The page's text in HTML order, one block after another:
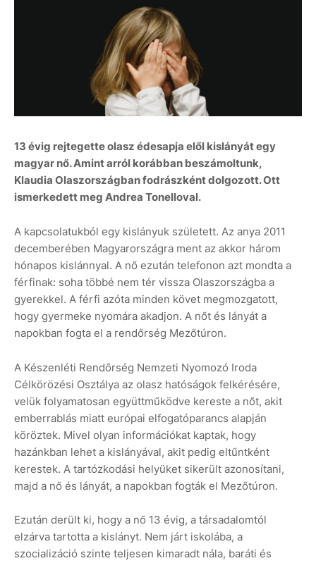
13 évig rejtegette olasz édesapja elől kislányát egy
magyar nő. Amint arról korábban beszámoltunk,
Klaudia Olaszországban fodrászként dolgozott. Ott
ismerkedett meg Andrea Tonelloval.
A kapcsolatukból egy kislányuk született. Az anya 2011
decemberében Magyarországra ment az akkor három
hónapos kislánnyal. A nő ezután telefonon azt mondta a
férfinak: soha többé nem tér vissza Olaszországba a
gyerekkel. A férfi azóta minden követ megmozgatott,
hogy gyermeke nyomára akadjon. A nőt és lányát a
napokban fogta el a rendőrség Mezőtúron.
A Készenléti Rendőrség Nemzeti Nyomozó Iroda
Célkörözési Osztálya az olasz hatóságok felkérésére,
velük folyamatosan együttműködve kereste a nőt, akit
emberrablás miatt európai elfogatóparancs alapján
köröztek. Mivel olyan információkat kaptak, hogy
hazánkban lehet a kislányával, akit pedig eltűntként
kerestek. A tartózkodási helyüket sikerült azonosítani,
majd a nő és lányát, a napokban fogták el Mezőtúron.
Ezután derült ki, hogy a nő 13 évig, a társadalomtól
elzárva tartotta a kislányt. Nem járt iskolába, a
szocializáció szinte teljesen kimaradt nála, baráti és